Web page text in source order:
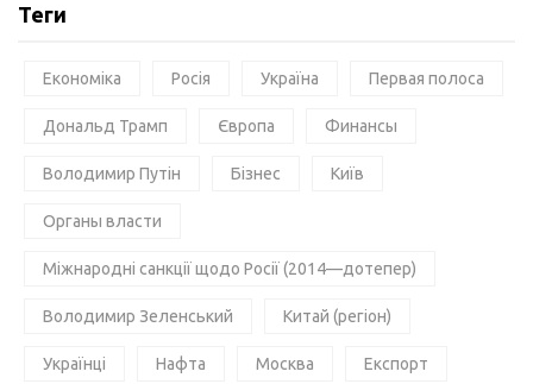
Теги
Економіка Росія Україна Первая полоса
Дональд Трамп Європа Финансы
Володимир Путін Бізнес Київ
Органы власти
Міжнародні санкції щодо Росії (2014—дотепер)
Володимир Зеленський Китай (регіон)
Українці Нафта Москва Експорт